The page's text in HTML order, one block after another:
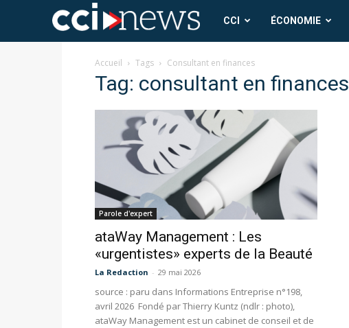
CCI
News
CCI ÉCONOMIE
Accueil Tags Consultant en finances
Tag: consultant en finances
Parole d'expert
ataWay Management : Les
«urgentistes» experts de la Beauté
La Redaction - 29 mai 2026
source : paru dans Informations Entreprise n°198,
avril 2026 Fondé par Thierry Kuntz (ndlr : photo),
ataWay Management est un cabinet de conseil et de